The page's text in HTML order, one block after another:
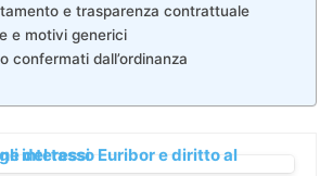
e trasparenza contrattuale
e motivi generici
confermati dall’ordinanza